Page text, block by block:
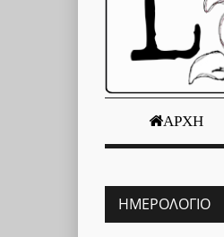
ΑΡΧΉ
ΗΜΕΡΟΛΌΓΙΟ